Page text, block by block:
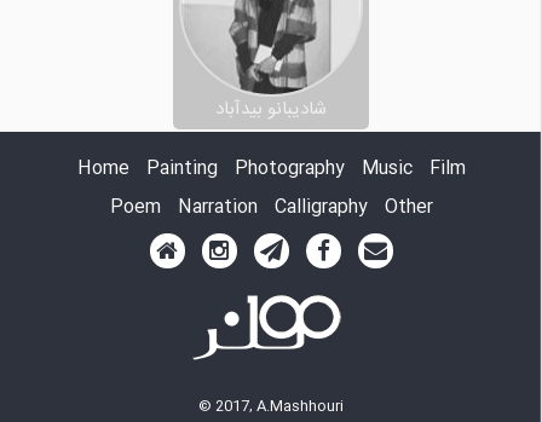
شادیبانو بیدآباد
Home
Painting Photography Music
Film
Poem
Narration Calligraphy Other
© 2017, A.Mashhouri